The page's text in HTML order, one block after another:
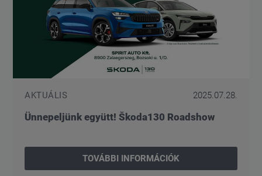
AKTUÁLIS 2025.07.28.
Ünnepeljünk együtt! Škoda130 Roadshow
TOVÁBBI INFORMÁCIÓK